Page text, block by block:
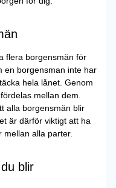
flera borgensmän för
en borgensman inte har
hela lånet. Genom
mellan dem.
alla borgensmän blir
är därför viktigt att ha
alla parter.
blir